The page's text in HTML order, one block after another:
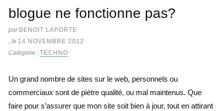
blogue ne fonctionne pas?
par BENOIT LAPORTE
, le 14 NOVEMBRE 2012
Catégorie : TECHNO
Un grand nombre de sites sur le web, personnels ou
commerciaux sont de piètre qualité, ou mal maintenus. Que
faire pour s’assurer que mon site soit bien à jour, tout en attirant